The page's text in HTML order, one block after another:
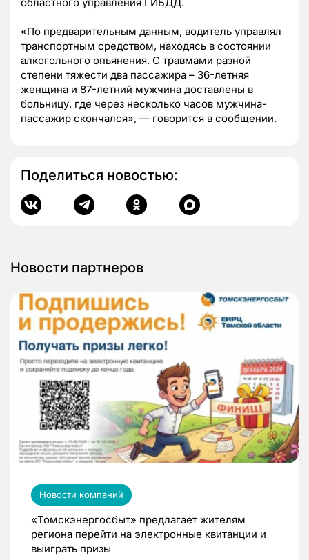
областного управления ГИБДД.
«По предварительным данным, водитель управлял
транспортным средством, находясь в состоянии
алкогольного опьянения. С травмами разной
степени тяжести два пассажира – 36-летняя
женщина и 87-летний мужчина доставлены в
больницу, где через несколько часов мужчина-
пассажир скончался», — говорится в сообщении.
Поделиться новостью:
Новости партнеров
Новости компаний
«Томскэнергосбыт» предлагает жителям
региона перейти на электронные квитанции и
выиграть призы